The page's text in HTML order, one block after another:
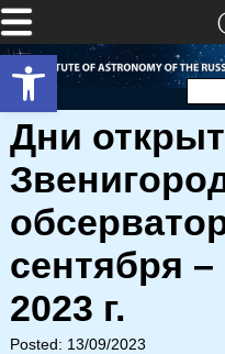
Open toolbar
Дни
сентября –
2023 г.
Posted: 13/09/2023